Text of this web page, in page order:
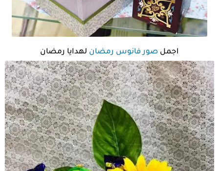
اجمل صور فانوس رمضان لهدايا رمضان